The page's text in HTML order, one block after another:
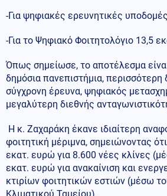
-Για ψηφιακές ερευνητικές
-Για το Ψηφιακό Φοιτητολόγιο 13,5
Όπως σημείωσε, το αποτέλεσμα
δημόσια πανεπιστήμια, περισσότερη
σύγχρονη έρευνα, ψηφιακός
μεγαλύτερη διεθνής
Η κ. Ζαχαράκη έκανε ιδιαίτερη
φοιτητική μέριμνα, σημειώνοντας
εκατ. ευρώ για 8.600 νέες κλίνες
εκατ. ευρώ για ανακαίνιση και
κτιρίων φοιτητικών εστιών (μέσω